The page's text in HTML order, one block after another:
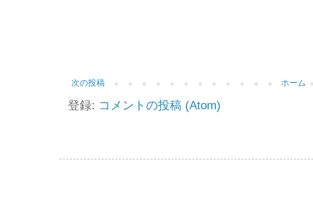
次の投稿 ホーム
登録: コメントの投稿 (Atom)